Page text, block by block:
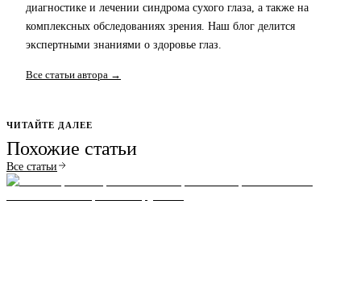
диагностике и лечении синдрома сухого глаза, а также на
комплексных обследованиях зрения. Наш блог делится
экспертными знаниями о здоровье глаз.
Все статьи автора →
ЧИТАЙТЕ ДАЛЕЕ
Похожие статьи
Все статьи